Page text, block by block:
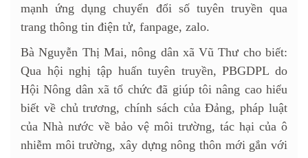
mạnh ứng dụng chuyển đổi số tuyên truyền qua
trang thông tin điện tử, fanpage, zalo.
Bà Nguyễn Thị Mai, nông dân xã Vũ Thư cho biết:
Qua hội nghị tập huấn tuyên truyền, PBGDPL do
Hội Nông dân xã tổ chức đã giúp tôi nâng cao hiểu
biết về chủ trương, chính sách của Đảng, pháp luật
của Nhà nước về bảo vệ môi trường, tác hại của ô
nhiễm môi trường, xây dựng nông thôn mới gắn với